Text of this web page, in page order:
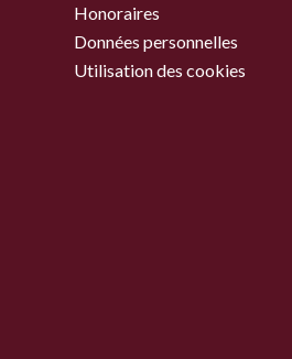
Honoraires
Données personnelles
Utilisation des cookies